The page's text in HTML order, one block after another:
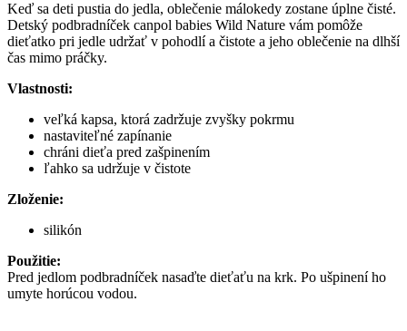
Keď sa deti pustia do jedla, oblečenie málokedy zostane úplne čisté.
Detský podbradníček canpol babies Wild Nature vám pomôže
dieťatko pri jedle udržať v pohodlí a čistote a jeho oblečenie na dlhší
čas mimo práčky.
Vlastnosti:
veľká kapsa, ktorá zadržuje zvyšky pokrmu
nastaviteľné zapínanie
chráni dieťa pred zašpinením
ľahko sa udržuje v čistote
Zloženie:
silikón
Použitie:
Pred jedlom podbradníček nasaďte dieťaťu na krk. Po ušpinení ho
umyte horúcou vodou.